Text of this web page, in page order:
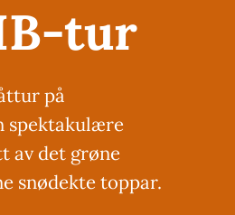
tur
på
spektakulære
av det grøne
snødekte toppar.